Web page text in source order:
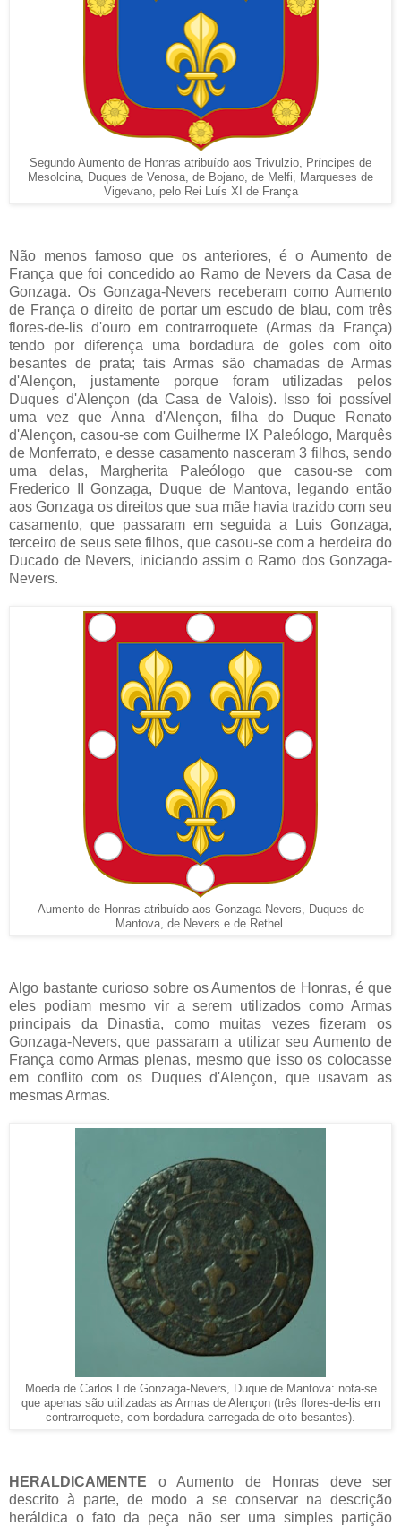
Segundo Aumento de Honras atribuído aos Trivulzio, Príncipes de
Mesolcina, Duques de Venosa, de Bojano, de Melfi, Marqueses de
Vigevano, pelo Rei Luís XI de França
Não menos famoso que os anteriores, é o Aumento de
França que foi concedido ao Ramo de Nevers da Casa de
Gonzaga. Os Gonzaga-Nevers receberam como Aumento
de França o direito de portar um escudo de blau, com três
flores-de-lis d'ouro em contrarroquete (Armas da França)
tendo por diferença uma bordadura de goles com oito
besantes de prata; tais Armas são chamadas de Armas
d'Alençon, justamente porque foram utilizadas pelos
Duques d'Alençon (da Casa de Valois). Isso foi possível
uma vez que Anna d'Alençon, filha do Duque Renato
d'Alençon, casou-se com Guilherme IX Paleólogo, Marquês
de Monferrato, e desse casamento nasceram 3 filhos, sendo
uma delas, Margherita Paleólogo que casou-se com
Frederico II Gonzaga, Duque de Mantova, legando então
aos Gonzaga os direitos que sua mãe havia trazido com seu
casamento, que passaram em seguida a Luis Gonzaga,
terceiro de seus sete filhos, que casou-se com a herdeira do
Ducado de Nevers, iniciando assim o Ramo dos Gonzaga-
Nevers.
Aumento de Honras atribuído aos Gonzaga-Nevers, Duques de
Mantova, de Nevers e de Rethel.
Algo bastante curioso sobre os Aumentos de Honras, é que
eles podiam mesmo vir a serem utilizados como Armas
principais da Dinastia, como muitas vezes fizeram os
Gonzaga-Nevers, que passaram a utilizar seu Aumento de
França como Armas plenas, mesmo que isso os colocasse
em conflito com os Duques d'Alençon, que usavam as
mesmas Armas.
Moeda de Carlos I de Gonzaga-Nevers, Duque de Mantova: nota-se
que apenas são utilizadas as Armas de Alençon (três flores-de-lis em
contrarroquete, com bordadura carregada de oito besantes).
HERALDICAMENTE o Aumento de Honras deve ser
descrito à parte, de modo a se conservar na descrição
heráldica o fato da peça não ser uma simples partição